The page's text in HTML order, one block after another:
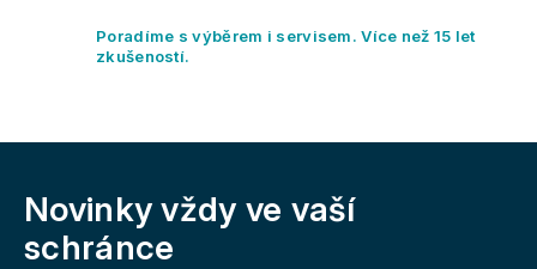
y
s
Poradíme s výběrem i servisem. Více než 15 let
zkušeností.
Novinky vždy ve vaší
schránce